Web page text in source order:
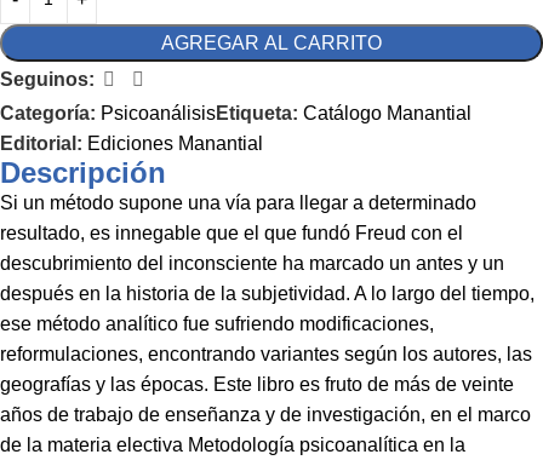
AGREGAR AL CARRITO
Seguinos:
Categoría: PsicoanálisisEtiqueta: Catálogo Manantial
Editorial: Ediciones Manantial
Descripción
Si un método supone una vía para llegar a determinado
resultado, es innegable que el que fundó Freud con el
descubrimiento del inconsciente ha marcado un antes y un
después en la historia de la subjetividad. A lo largo del tiempo,
ese método analítico fue sufriendo modificaciones,
reformulaciones, encontrando variantes según los autores, las
geografías y las épocas. Este libro es fruto de más de veinte
años de trabajo de enseñanza y de investigación, en el marco
de la materia electiva Metodología psicoanalítica en la